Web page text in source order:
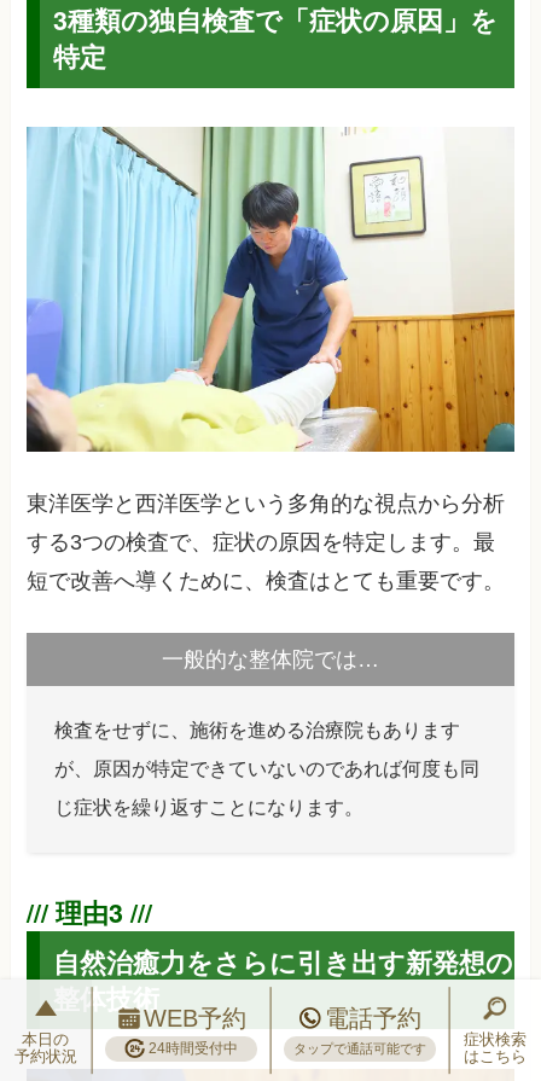
3種類の独自検査で「症状の原因」を
特定
東洋医学と西洋医学という多角的な視点から分析
する3つの検査で、症状の原因を特定します。最
短で改善へ導くために、検査はとても重要です。
一般的な整体院では…
検査をせずに、施術を進める治療院もあります
が、原因が特定できていないのであれば何度も同
じ症状を繰り返すことになります。
自然治癒力をさらに引き出す新発想の
整体技術
本日の
予約状況
WEB予約
24時間受付中
電話予約
タップで通話可能です
症状検索
はこちら